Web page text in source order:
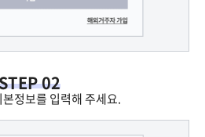
02
정보를 입력해 주세요.